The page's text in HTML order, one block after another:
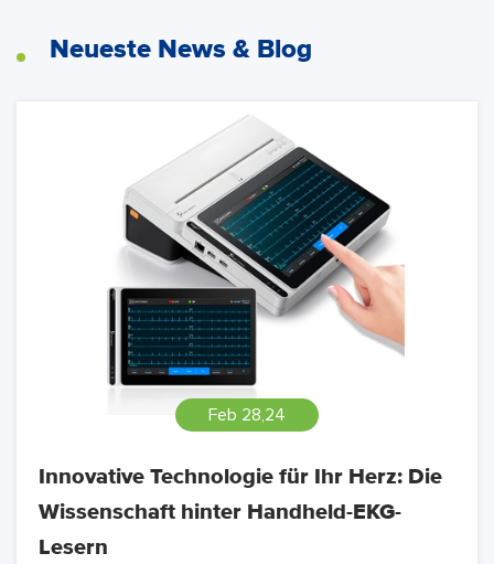
Neueste News & Blog
Feb 28,24
Innovative Technologie für Ihr Herz: Die
Wissenschaft hinter Handheld-EKG-
Lesern